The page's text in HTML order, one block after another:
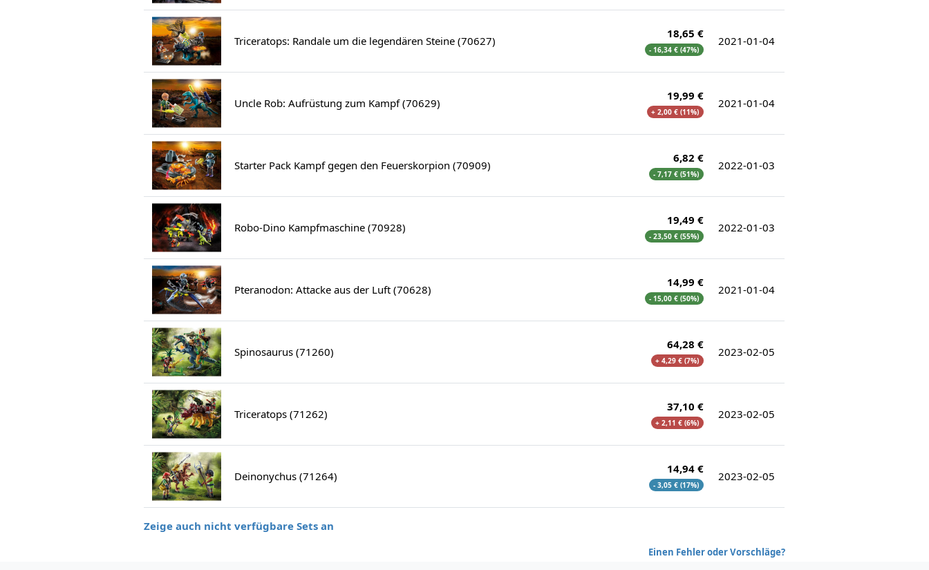
Triceratops: Randale um die legendären Steine (70627)
18,65 €
- 16,34 € (47%)
2021-01-04
Uncle Rob: Aufrüstung zum Kampf (70629)
19,99 €
+ 2,00 € (11%)
2021-01-04
Starter Pack Kampf gegen den Feuerskorpion (70909)
6,82 €
- 7,17 € (51%)
2022-01-03
Robo-Dino Kampfmaschine (70928)
19,49 €
- 23,50 € (55%)
2022-01-03
Pteranodon: Attacke aus der Luft (70628)
14,99 €
- 15,00 € (50%)
2021-01-04
Spinosaurus (71260)
64,28 €
+ 4,29 € (7%)
2023-02-05
Triceratops (71262)
37,10 €
+ 2,11 € (6%)
2023-02-05
Deinonychus (71264)
14,94 €
- 3,05 € (17%)
2023-02-05
Zeige auch nicht verfügbare Sets an
Einen Fehler oder Vorschläge?